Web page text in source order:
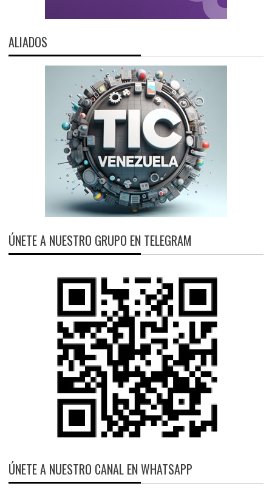
ALIADOS
ÚNETE A NUESTRO GRUPO EN TELEGRAM
ÚNETE A NUESTRO CANAL EN WHATSAPP